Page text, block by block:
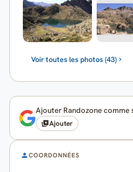
Voir toutes les photos (43)
Ajouter Randozone
Ajouter
COORDONNÉES